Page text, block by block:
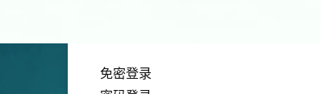
免密登录